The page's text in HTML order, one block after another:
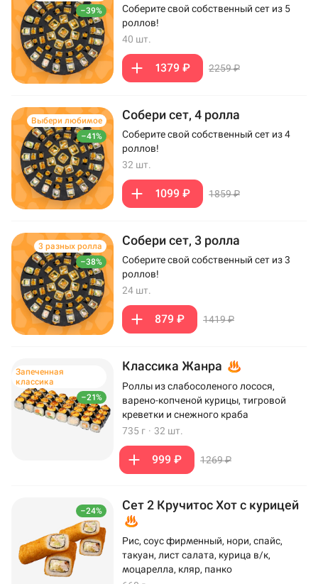
–39%
Соберите свой собственный сет из 5
роллов!
40 шт.
1379 ₽ 2259 ₽
–41%
Выбери любимое Собери сет, 4 ролла
Соберите свой собственный сет из 4
роллов!
32 шт.
1099 ₽ 1859 ₽
–38%
3 разных ролла Собери сет, 3 ролла
Соберите свой собственный сет из 3
роллов!
24 шт.
879 ₽ 1419 ₽
–21%
Запеченная
классика
Классика Жанра
Роллы из слабосоленого лосося,
варено-копченой курицы, тигровой
креветки и снежного краба
735 г · 32 шт.
999 ₽ 1269 ₽
–24% Сет 2 Кручитос Хот с курицей
Рис, соус фирменный, нори, спайс,
такуан, лист салата, курица в/к,
моцарелла, кляр, панко